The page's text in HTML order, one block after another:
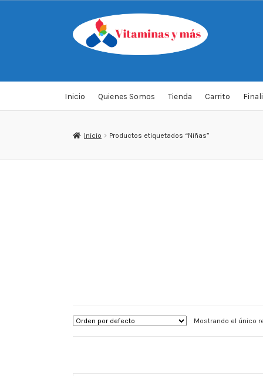
Saltar
a
navegación
al
contenido
Inicio Quienes Somos Tienda Carrito
Inicio Productos etiquetados “Niñas”
Mostrando el único